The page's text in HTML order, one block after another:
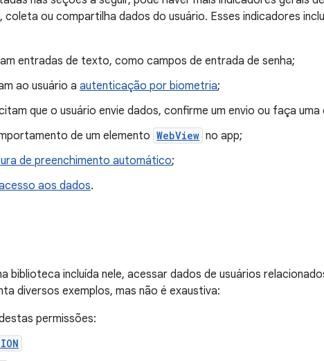
coleta ou compartilha dados do usuário. Esses indicadores
entradas de texto, como campos de entrada de senha;
ao usuário a autenticação por biometria;
que o usuário envie dados, confirme um envio ou faça uma
de um elemento WebView no app;
de preenchimento automático;
aos dados.
biblioteca incluída nele, acessar dados de usuários
diversos exemplos, mas não é exaustiva:
permissões: